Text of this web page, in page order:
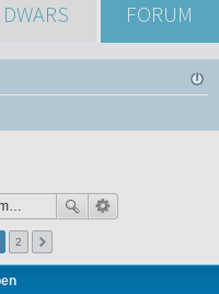
DWARS FORUM
2